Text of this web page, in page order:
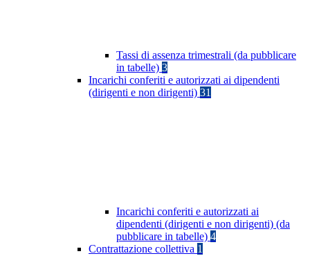
Tassi di assenza trimestrali (da pubblicare
in tabelle) 3
Incarichi conferiti e autorizzati ai dipendenti
(dirigenti e non dirigenti) 31
Incarichi conferiti e autorizzati ai
dipendenti (dirigenti e non dirigenti) (da
pubblicare in tabelle) 4
Contrattazione collettiva 1